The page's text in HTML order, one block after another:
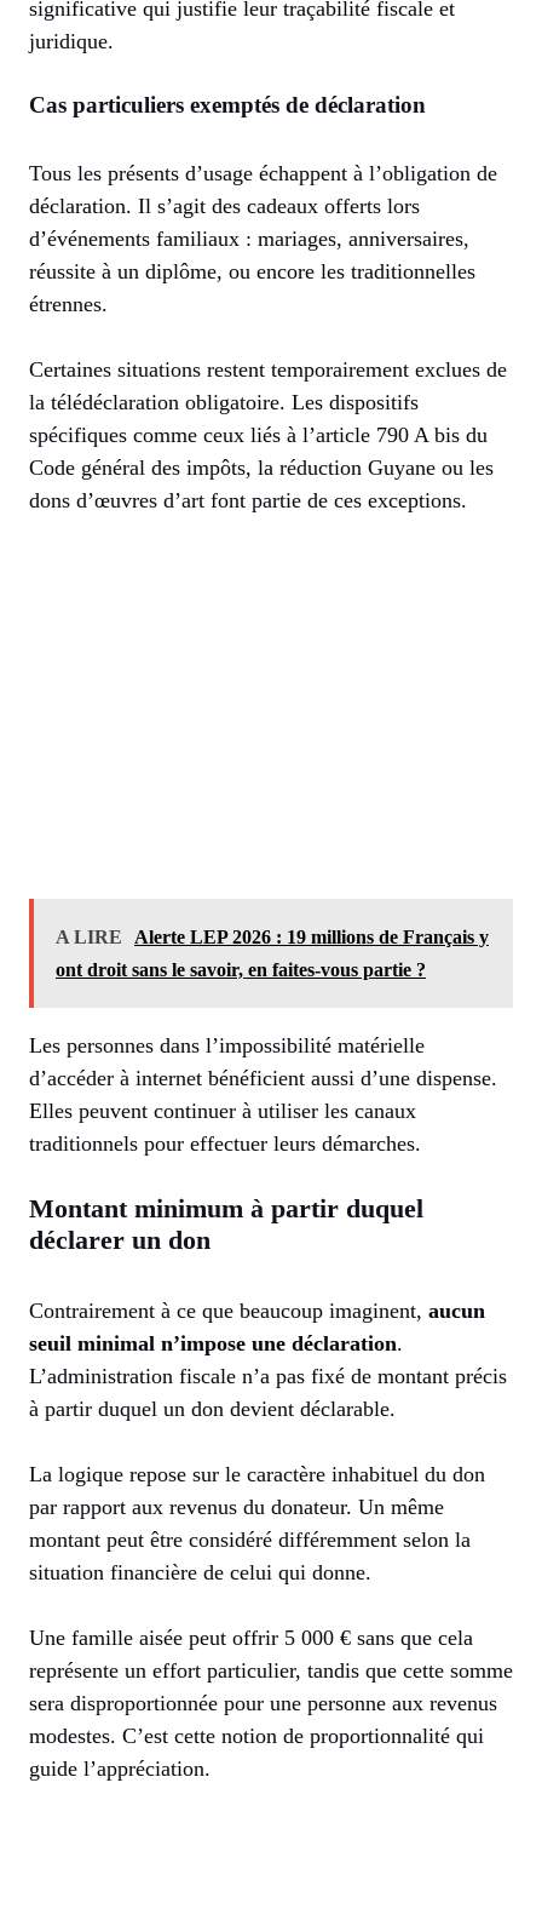
significative qui justifie leur traçabilité fiscale et
juridique.
Cas particuliers exemptés de déclaration
Tous les présents d’usage échappent à l’obligation de
déclaration. Il s’agit des cadeaux offerts lors
d’événements familiaux : mariages, anniversaires,
réussite à un diplôme, ou encore les traditionnelles
étrennes.
Certaines situations restent temporairement exclues de
la télédéclaration obligatoire. Les dispositifs
spécifiques comme ceux liés à l’article 790 A bis du
Code général des impôts, la réduction Guyane ou les
dons d’œuvres d’art font partie de ces exceptions.
A LIRE
Alerte LEP 2026 : 19 millions de Français y
ont droit sans le savoir, en faites-vous partie ?
Les personnes dans l’impossibilité matérielle
d’accéder à internet bénéficient aussi d’une dispense.
Elles peuvent continuer à utiliser les canaux
traditionnels pour effectuer leurs démarches.
Montant minimum à partir duquel
déclarer un don
Contrairement à ce que beaucoup imaginent, aucun
seuil minimal n’impose une déclaration.
L’administration fiscale n’a pas fixé de montant précis
à partir duquel un don devient déclarable.
La logique repose sur le caractère inhabituel du don
par rapport aux revenus du donateur. Un même
montant peut être considéré différemment selon la
situation financière de celui qui donne.
Une famille aisée peut offrir 5 000 € sans que cela
représente un effort particulier, tandis que cette somme
sera disproportionnée pour une personne aux revenus
modestes. C’est cette notion de proportionnalité qui
guide l’appréciation.